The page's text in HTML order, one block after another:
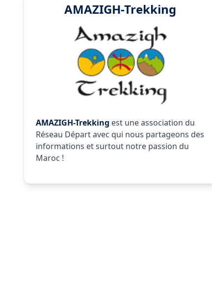
AMAZIGH-Trekking
AMAZIGH-Trekking est une association du
Réseau Départ avec qui nous partageons des
informations et surtout notre passion du
Maroc !